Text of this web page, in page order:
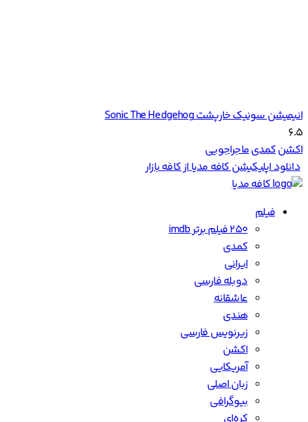
زبان اصلی
کره‌ای
مشاهده همه فیلم‌ها
سریال
کمدی
ایرانی
دوبله فارسی
درام
کره‌ای
زیرنویس فارسی
تاریخی
مشاهده همه سریال‌ها
انیمیشن
مستند
ستارگان
وبلاگ